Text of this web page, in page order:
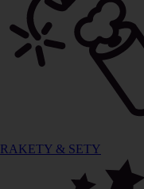
RAKETY & SETY